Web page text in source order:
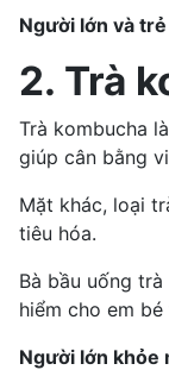
Người lớn và
2. Trà
Trà kombucha
giúp cân bằng
Mặt khác, loại
tiêu hóa.
Bà bầu uống
hiểm cho em
Người lớn khỏe